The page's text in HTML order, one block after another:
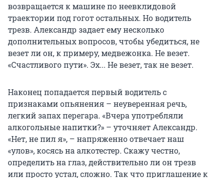
возвращается к машине по неевклидовой
траектории под гогот остальных. Но водитель
трезв. Александр задает ему несколько
дополнительных вопросов, чтобы убедиться, не
везет ли он, к примеру, медвежонка. Не везет.
«Счастливого пути». Эх... Не везет, так не везет.
Наконец попадается первый водитель с
признаками опьянения – неуверенная речь,
легкий запах перегара. «Вчера употребляли
алкогольные напитки?» – уточняет Александр.
«Нет, не пил я», – напряженно отвечает наш
«улов», косясь на алкотестер. Скажу честно,
определить на глаз, действительно ли он трезв
или просто устал, сложно. Так что приглашение к